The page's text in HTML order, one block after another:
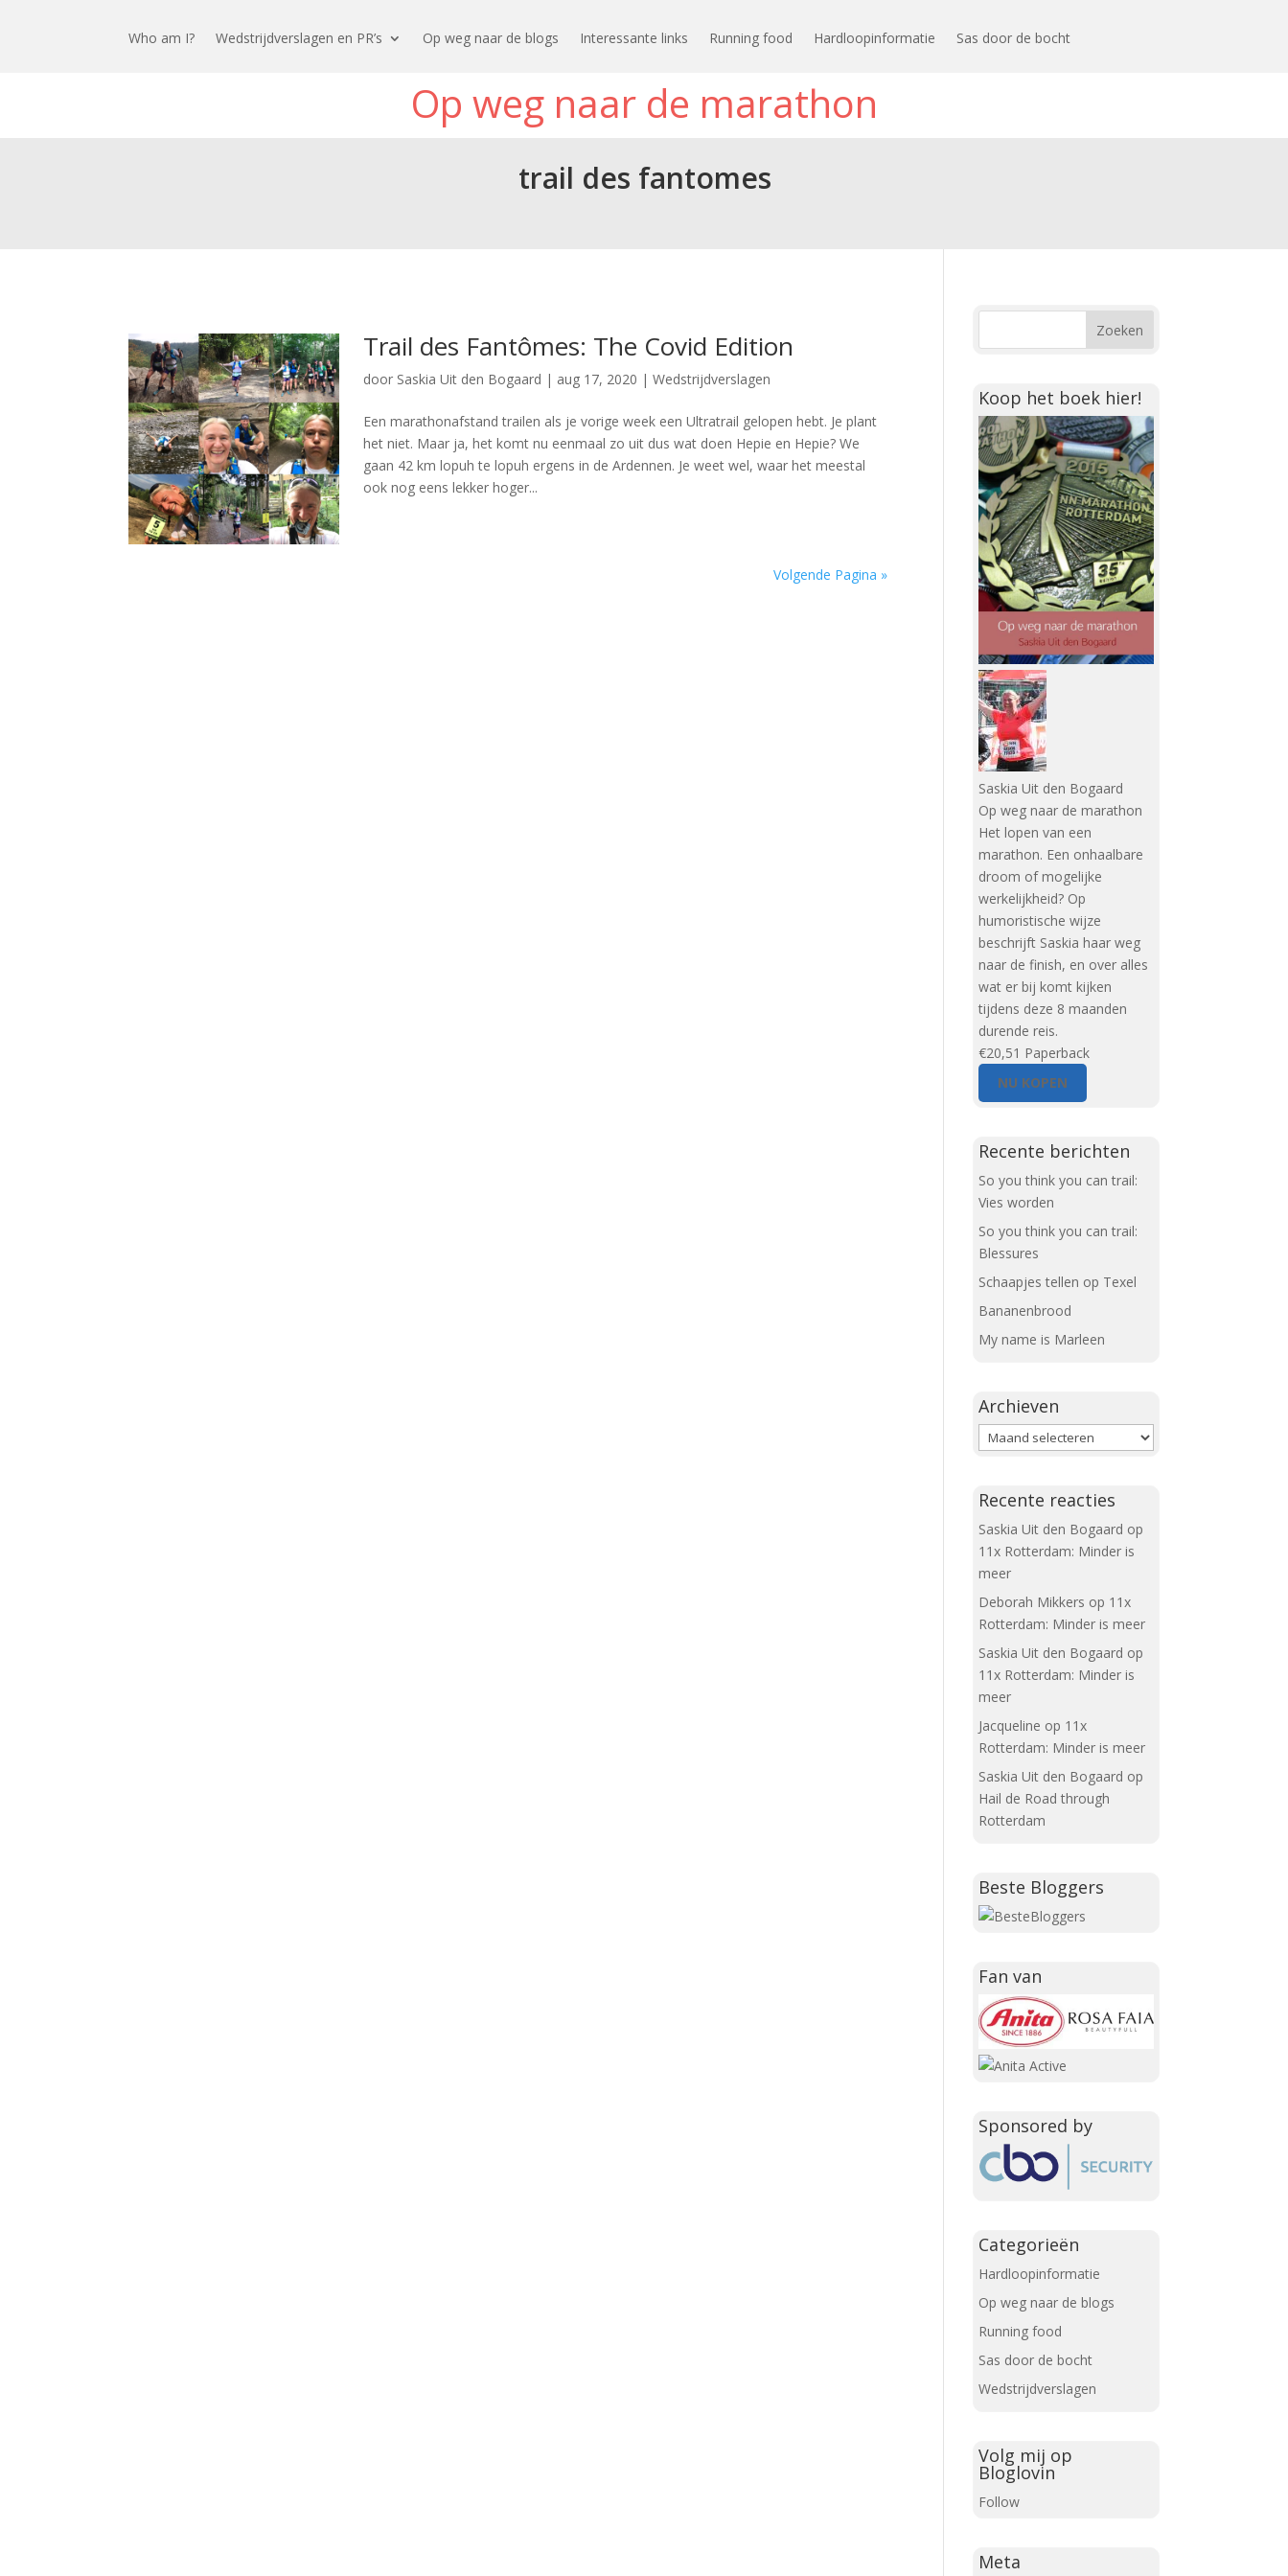
Who am I? Wedstrijdverslagen en PR’s Op weg naar de blogs Interessante links Running food Hardloopinformatie Sas door de bocht
Op weg naar de marathon
trail des fantomes
Trail des Fantômes: The Covid Edition
door Saskia Uit den Bogaard | aug 17, 2020 |Wedstrijdverslagen
Een marathonafstand trailen als je vorige week een Ultratrail gelopen hebt. Je plant
het niet. Maar ja, het komt nu eenmaal zo uit dus wat doen Hepie en Hepie? We
gaan 42 km lopuh te lopuh ergens in de Ardennen. Je weet wel, waar het meestal
ook nog eens lekker hoger...
Volgende Pagina »
Koop het boek hier!
Saskia Uit den Bogaard
Op weg naar de marathon
Het lopen van een
marathon. Een onhaalbare
droom of mogelijke
werkelijkheid? Op
humoristische wijze
beschrijft Saskia haar weg
naar de finish, en over alles
wat er bij komt kijken
tijdens deze 8 maanden
durende reis.
€20,51 Paperback
NU KOPEN
Recente berichten
So you think you can trail:
Vies worden
So you think you can trail:
Blessures
Schaapjes tellen op Texel
Bananenbrood
My name is Marleen
Archieven
Archieven
Recente reacties
Saskia Uit den Bogaard op
11x Rotterdam: Minder is
meer
Deborah Mikkers op 11x
Rotterdam: Minder is meer
Saskia Uit den Bogaard op
11x Rotterdam: Minder is
meer
Jacqueline op 11x
Rotterdam: Minder is meer
Saskia Uit den Bogaard op
Hail de Road through
Rotterdam
Beste Bloggers
Fan van
Sponsored by
Categorieën
Hardloopinformatie
Op weg naar de blogs
Running food
Sas door de bocht
Wedstrijdverslagen
Volg mij op
Bloglovin
Follow
Meta